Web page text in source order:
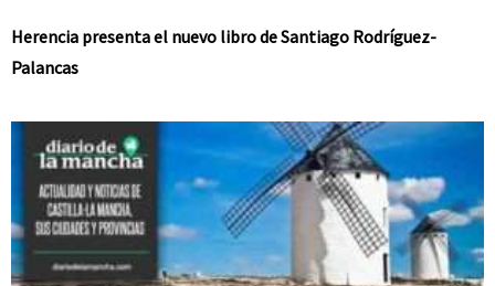
Herencia presenta el nuevo libro de Santiago Rodríguez-
Palancas